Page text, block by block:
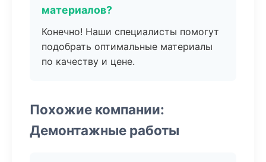
материалов?
Конечно! Наши специалисты помогут
подобрать оптимальные материалы
по качеству и цене.
Похожие компании:
Демонтажные работы